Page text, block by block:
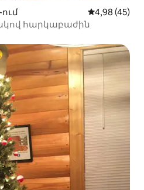
Միջին
4,98 (45)
հարկաբաժին